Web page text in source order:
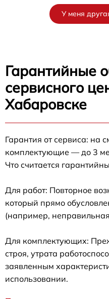
У меня
Гарантийные
сервисного
Хабаровске
Гарантия от сервиса: на
комплектующие — до 3
Что считается
Для работ: Повторное
который прямо
(например,
Для комплектующих:
строя, утрата
заявленным
использовании.